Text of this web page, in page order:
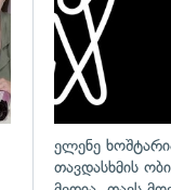
ელენე
თავდასხმის